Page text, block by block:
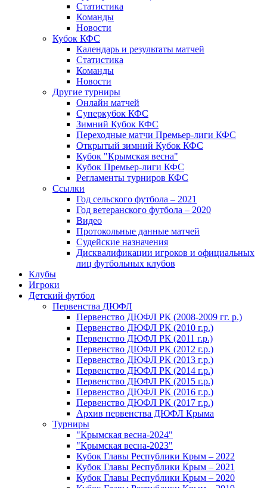
Статистика
Команды
Новости
Кубок КФС
Календарь и результаты матчей
Статистика
Команды
Новости
Другие турниры
Онлайн матчей
Суперкубок КФС
Зимний Кубок КФС
Переходные матчи Премьер-лиги КФС
Открытый зимний Кубок КФС
Кубок "Крымская весна"
Кубок Премьер-лиги КФС
Регламенты турниров КФС
Ссылки
Год сельского футбола – 2021
Год ветеранского футбола – 2020
Видео
Протокольные данные матчей
Судейские назначения
Дисквалификации игроков и официальных
лиц футбольных клубов
Клубы
Игроки
Детский футбол
Первенства ДЮФЛ
Первенство ДЮФЛ РК (2008-2009 гг. р.)
Первенство ДЮФЛ РК (2010 г.р.)
Первенство ДЮФЛ РК (2011 г.р.)
Первенство ДЮФЛ РК (2012 г.р.)
Первенство ДЮФЛ РК (2013 г.р.)
Первенство ДЮФЛ РК (2014 г.р.)
Первенство ДЮФЛ РК (2015 г.р.)
Первенство ДЮФЛ РК (2016 г.р.)
Первенство ДЮФЛ РК (2017 г.р.)
Архив первенства ДЮФЛ Крыма
Турниры
"Крымская весна-2024"
"Крымская весна-2023"
Кубок Главы Республики Крым – 2022
Кубок Главы Республики Крым – 2021
Кубок Главы Республики Крым – 2020